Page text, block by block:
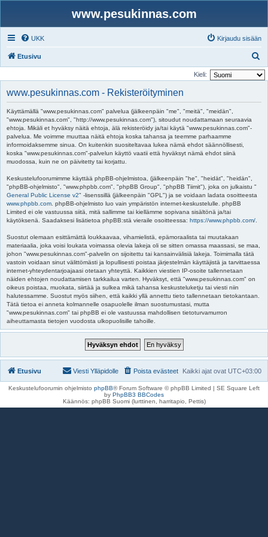
www.pesukinnas.com
UKK Kirjaudu sisään
Etusivu
t
Kieli:
www.pesukinnas.com - Rekisteröityminen
Käyttämällä "www.pesukinnas.com" palvelua (jälkeenpäin "me", "meitä", "meidän",
"www.pesukinnas.com", "http://www.pesukinnas.com"), sitoudut noudattamaan seuraavia
ehtoja. Mikäli et hyväksy näitä ehtoja, älä rekisteröidy ja/tai käytä "www.pesukinnas.com"-
palvelua. Me voimme muuttaa näitä ehtoja koska tahansa ja teemme parhaamme
informoidaksemme sinua. On kuitenkin suositeltavaa lukea nämä ehdot säännöllisesti,
koska "www.pesukinnas.com"-palvelun käyttö vaatii että hyväksyt nämä ehdot siinä
muodossa, kuin ne on päivitetty tai korjattu.
Keskustelufoorumimme käyttää phpBB-ohjelmistoa, (jälkeenpäin "he", "heidät", "heidän",
"phpBB-ohjelmisto", "www.phpbb.com", "phpBB Group", "phpBB Tiimit"), joka on julkaistu "
General Public License v2" -lisenssillä (jälkeenpäin "GPL") ja se voidaan ladata osoitteesta
www.phpbb.com . phpBB-ohjelmisto luo vain ympäristön internet-keskustelulle. phpBB
Limited ei ole vastuussa siitä, mitä sallimme tai kiellämme sopivana sisältönä ja/tai
käytöksenä. Saadaksesi lisätietoa phpBB:stä vieraile osoitteessa: https://www.phpbb.com/
Suostut olemaan esittämättä loukkaavaa, vihamielistä, epämoraalista tai muutakaan
materiaalia, joka voisi loukata voimassa olevia lakeja oli se sitten omassa maassasi, se maa,
johon "www.pesukinnas.com"-palvelin on sijoitettu tai kansainvälisiä lakeja. Toimimalla tätä
vastoin voidaan sinut välittömästi ja lopullisesti poistaa järjestelmän käyttäjistä ja tarvittaessa
internet-yhteydentarjoajaasi otetaan yhteyttä. Kaikkien viestien IP-osoite tallennetaan
näiden ehtojen noudattamisen tarkkailua varten. Hyväksyt, että "www.pesukinnas.com" on
oikeus poistaa, muokata, siirtää ja sulkea mikä tahansa keskusteluketju tai viesti niin
halutessamme. Suostut myös siihen, että kaikki yllä annettu tieto tallennetaan tietokantaan.
Tätä tietoa ei anneta kolmannelle osapuolelle ilman suostumustasi, mutta
"www.pesukinnas.com" tai phpBB ei ole vastuussa mahdollisen tietoturvamurron
aiheuttamasta tietojen vuodosta ulkopuolisille tahoille.
Etusivu Kaikki ajat ovat UTC+03:00
Poista evästeet
Viesti Ylläpidolle
Keskustelufoorumin ohjelmisto phpBB® Forum Software © phpBB Limited | SE Square Left
by PhpBB3 BBCodes
Käännös: phpBB Suomi (lurttinen, harritapio, Pettis)